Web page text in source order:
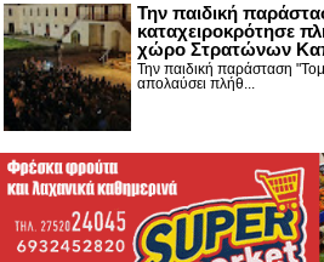
Την παιδική
καταχειροκρότησε
χώρο Στρατώνων
Την παιδική παράσταση "Τομ
απολαύσει πλήθ...